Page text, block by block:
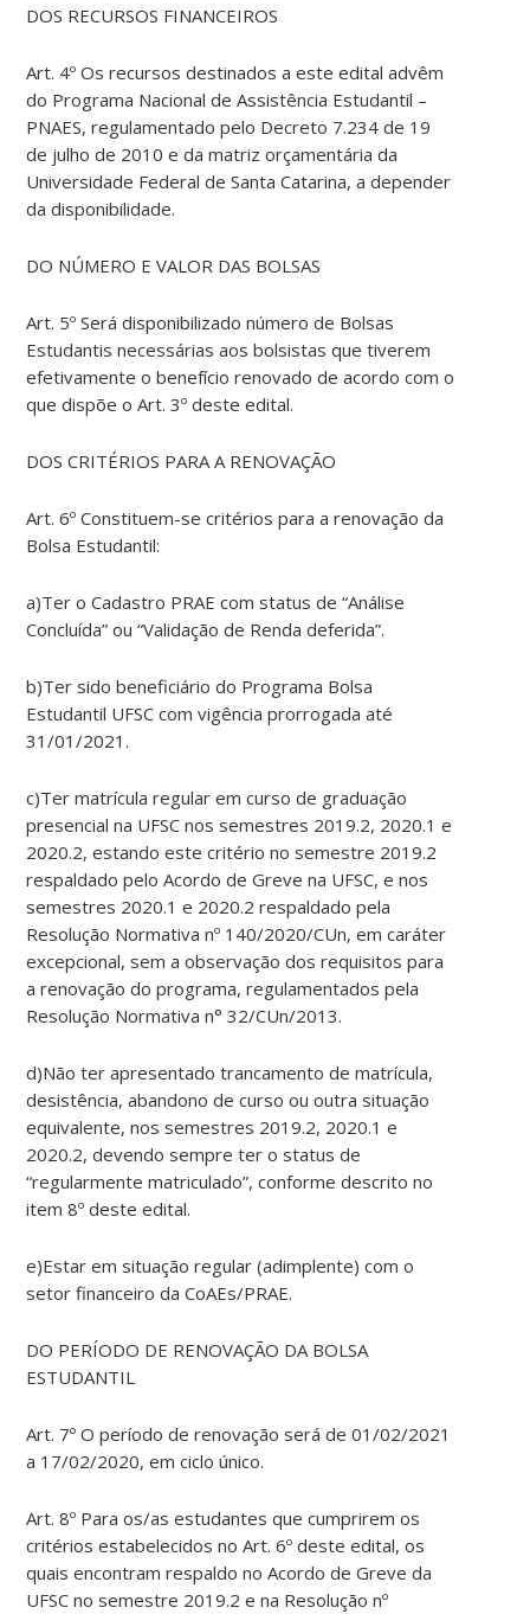
DOS RECURSOS FINANCEIROS
Art. 4º Os recursos destinados a este edital advêm
do Programa Nacional de Assistência Estudantil –
PNAES, regulamentado pelo Decreto 7.234 de 19
de julho de 2010 e da matriz orçamentária da
Universidade Federal de Santa Catarina, a depender
da disponibilidade.
DO NÚMERO E VALOR DAS BOLSAS
Art. 5º Será disponibilizado número de Bolsas
Estudantis necessárias aos bolsistas que tiverem
efetivamente o benefício renovado de acordo com o
que dispõe o Art. 3º deste edital.
DOS CRITÉRIOS PARA A RENOVAÇÃO
Art. 6º Constituem-se critérios para a renovação da
Bolsa Estudantil:
a)Ter o Cadastro PRAE com status de “Análise
Concluída” ou “Validação de Renda deferida”.
b)Ter sido beneficiário do Programa Bolsa
Estudantil UFSC com vigência prorrogada até
31/01/2021.
c)Ter matrícula regular em curso de graduação
presencial na UFSC nos semestres 2019.2, 2020.1 e
2020.2, estando este critério no semestre 2019.2
respaldado pelo Acordo de Greve na UFSC, e nos
semestres 2020.1 e 2020.2 respaldado pela
Resolução Normativa nº 140/2020/CUn, em caráter
excepcional, sem a observação dos requisitos para
a renovação do programa, regulamentados pela
Resolução Normativa n° 32/CUn/2013.
d)Não ter apresentado trancamento de matrícula,
desistência, abandono de curso ou outra situação
equivalente, nos semestres 2019.2, 2020.1 e
2020.2, devendo sempre ter o status de
“regularmente matriculado”, conforme descrito no
item 8º deste edital.
e)Estar em situação regular (adimplente) com o
setor financeiro da CoAEs/PRAE.
DO PERÍODO DE RENOVAÇÃO DA BOLSA
ESTUDANTIL
Art. 7º O período de renovação será de 01/02/2021
a 17/02/2020, em ciclo único.
Art. 8º Para os/as estudantes que cumprirem os
critérios estabelecidos no Art. 6º deste edital, os
quais encontram respaldo no Acordo de Greve da
UFSC no semestre 2019.2 e na Resolução nº